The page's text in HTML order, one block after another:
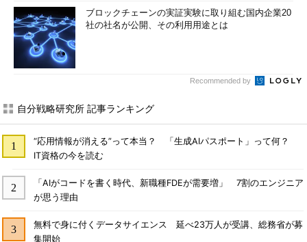
ブロックチェーンの実証実験に取り組む国内企業20
社の社名が公開、その利用用途とは
Recommended by
自分戦略研究所 記事ランキング
“応用情報が消える”って本当？ 「生成AIパスポート」って何？
IT資格の今を読む
「AIがコードを書く時代、新職種FDEが需要増」 7割のエンジニア
が思う理由
無料で身に付くデータサイエンス 延べ23万人が受講、総務省が募
集開始